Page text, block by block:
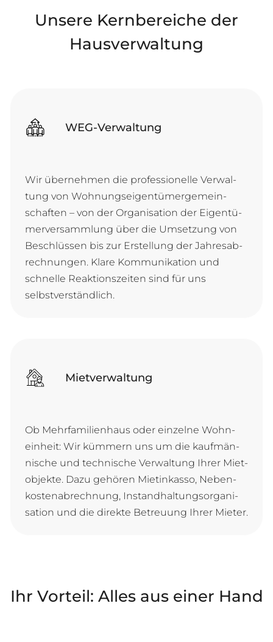
Unsere Kernbereiche der
Hausverwaltung
WEG-Verwaltung
Wir über­neh­men die pro­fes­si­o­nel­le Ver­wal­
tung von Woh­nungs­ei­gen­tü­mer­ge­mein­
schaf­ten – von der Or­ga­ni­sa­ti­on der Ei­gen­tü­
mer­ver­samm­lung über die Um­set­zung von
Be­schlüs­sen bis zur Er­stel­lung der Jah­res­ab­
rech­nun­gen. Kla­re Kom­mu­ni­ka­ti­on und
schnel­le Re­ak­ti­ons­zei­ten sind für uns
selbstverständlich.
Mietverwaltung
Ob Mehr­fa­mi­li­en­haus oder ein­zel­ne Wohn­
ein­heit: Wir küm­mern uns um die kauf­män­
ni­sche und tech­ni­sche Ver­wal­tung Ih­rer Miet­
ob­jek­te. Da­zu ge­hö­ren Miet­in­kas­so, Ne­ben­
kos­ten­ab­rech­nung, In­stand­hal­tungs­or­ga­ni­
sa­ti­on und die di­rek­te Be­treu­ung Ih­rer Mieter.
Ihr Vorteil: Alles aus einer Hand